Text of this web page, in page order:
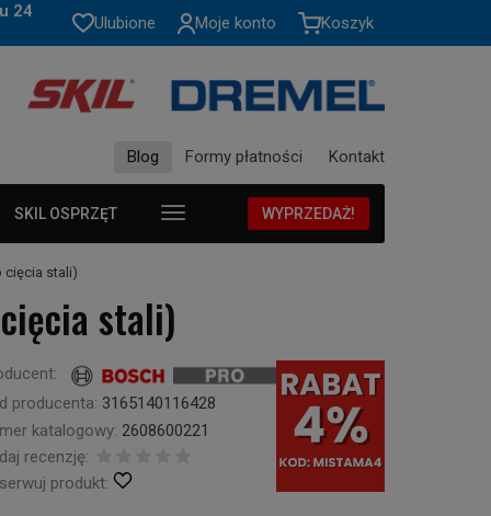
24
Ulubione Moje konto Koszyk
Blog Formy płatności Kontakt
SKIL OSPRZĘT WYPRZEDAŻ!
cięcia stali)
stali)
producenta: 3165140116428
katalogowy: 2608600221
recenzję:
produkt: